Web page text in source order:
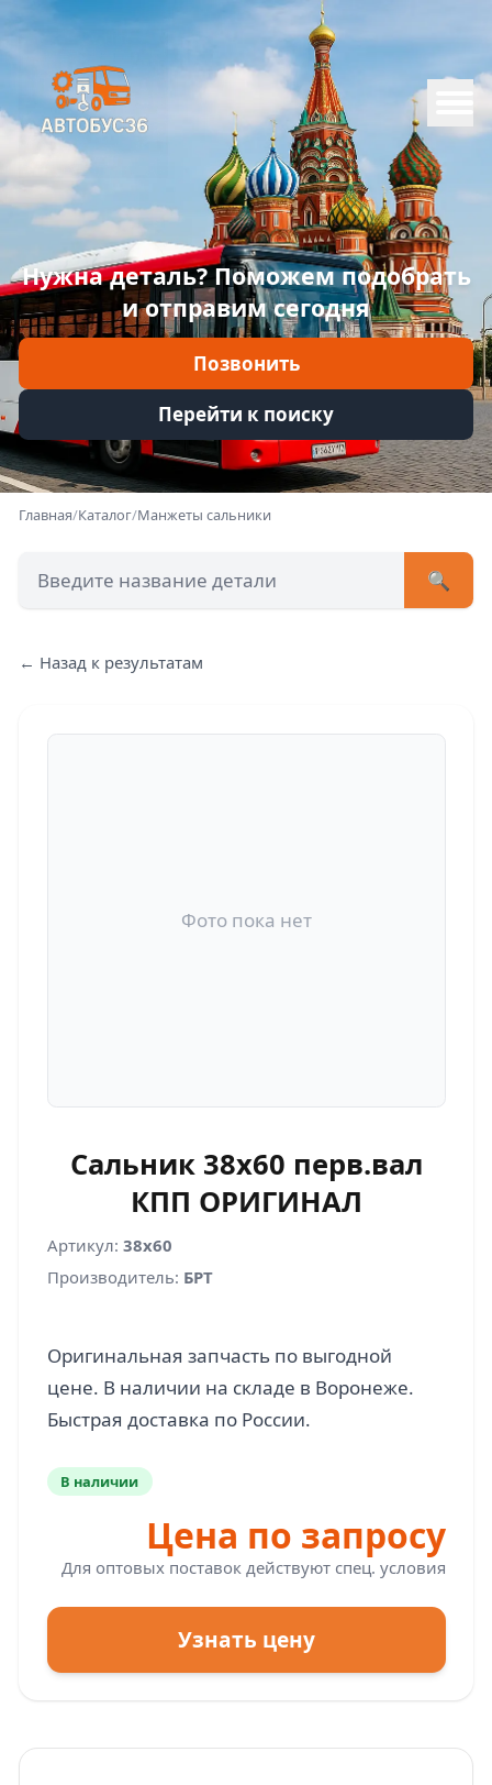
Нужна деталь? Поможем подобрать
и отправим сегодня
Позвонить
Перейти к поиску
Меню
Главная
Каталог
Марки
Информация
Главная/Каталог/Манжеты сальники
🔍
← Назад к результатам
Фото пока нет
Сальник 38х60 перв.вал
КПП ОРИГИНАЛ
Артикул: 38х60
Производитель: БРТ
Оригинальная запчасть по выгодной
цене. В наличии на складе в Воронеже.
В наличии
Цена по запросу
Для оптовых поставок действуют спец. условия
Узнать цену